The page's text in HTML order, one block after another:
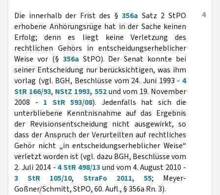
4
Die innerhalb der Frist des §356a Satz 2 StPO
erhobene Anhörungsrüge hat in der Sache keinen
Erfolg; denn es liegt keine Verletzung des
rechtlichen Gehörs in entscheidungserheblicher
Weise vor (§ 356a StPO). Der Senat konnte bei
seiner Entscheidung nur berücksichtigen, was ihm
vorlag (vgl. BGH, Beschlüsse vom 24. Juni 1993 - 4
StR 166/93, NStZ 1993, 552und vom 19. November
2008 - 1 StR 593/08). Jedenfalls hat sich die
unterbliebene Kenntnisnahme auf das Ergebnis
der Revisionsentscheidung nicht ausgewirkt, so
dass der Anspruch der Verurteilten auf rechtliches
Gehör nicht „in entscheidungserheblicher Weise“
verletzt worden ist (vgl. dazu BGH, Beschlüsse vom
2. Juli 2014 -4 StR 498/13und vom 4. August 2010 -
3 StR 105/10, StraFo 2011, 55; Meyer-
Goßner/Schmitt, StPO, 60. Aufl., § 356a Rn. 3).